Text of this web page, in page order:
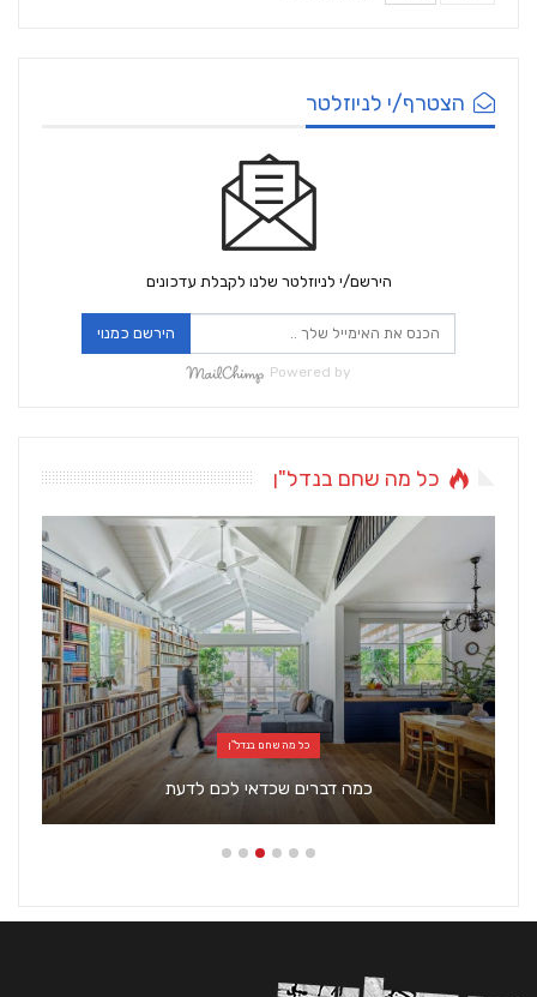
הצטרף/י לניוזלטר
הירשם/י לניוזלטר שלנו לקבלת עדכונים
הירשם כמנוי
Powered by
כל מה שחם בנדל"ן
כל מה שחם בנדל"ן
כמה דברים שכדאי לכם לדעת